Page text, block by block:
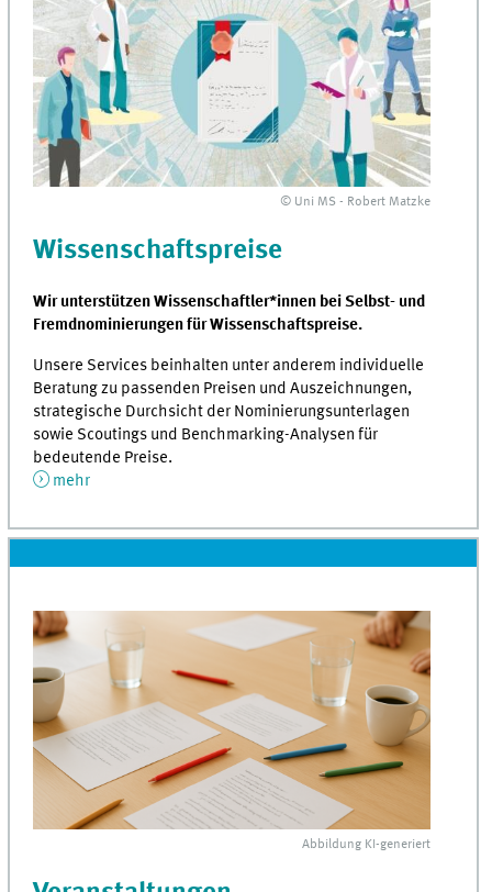
© Uni MS - Robert Matzke
Wissenschaftspreise
Wir unterstützen Wissenschaftler*innen bei Selbst- und
Fremdnominierungen für Wissenschaftspreise.
Unsere Services beinhalten unter anderem individuelle
Beratung zu passenden Preisen und Auszeichnungen,
strategische Durchsicht der Nominierungsunterlagen
sowie Scoutings und Benchmarking-Analysen für
bedeutende Preise.
mehr
Abbildung KI-generiert